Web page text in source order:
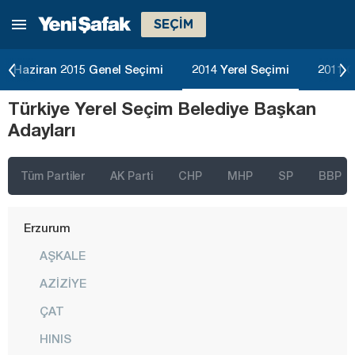
SEÇİM
Haziran 2015 Genel Seçimi 2014 Yerel Seçimi 2011
Türkiye Yerel Seçim Belediye Başkan
Adayları
Tüm Partiler AK Parti CHP MHP SP BBP
Çorum
Düzce
Edirne
Erzincan
Erzurum
AŞKALE
AZİZİYE
ÇAT
HINIS